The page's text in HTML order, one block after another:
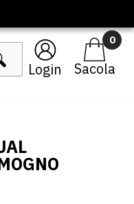
Login
0